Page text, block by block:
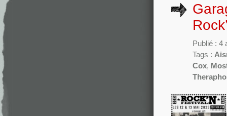
Publié : 4
Tags :
Cox,